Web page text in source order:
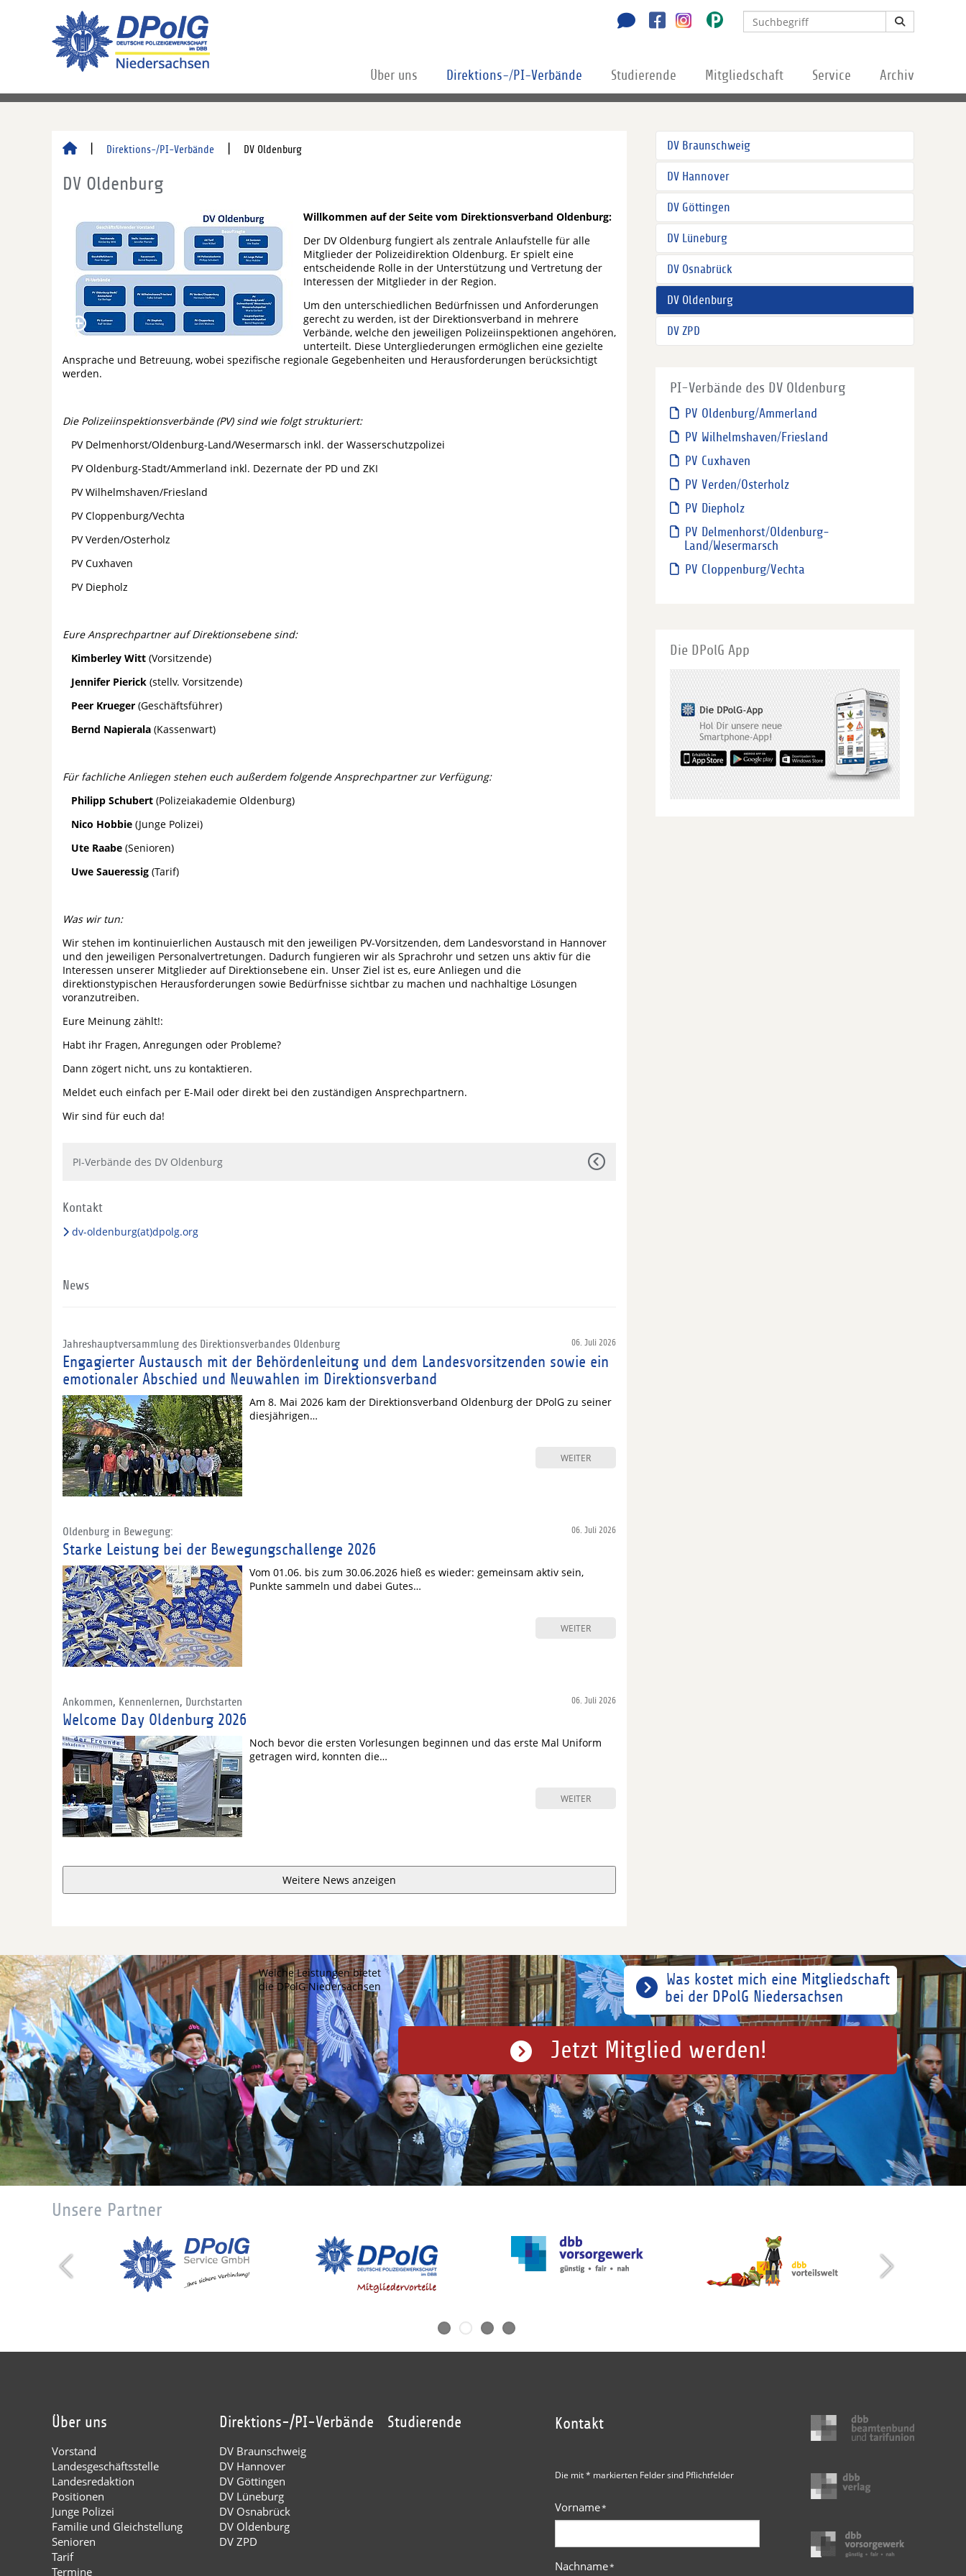
Über uns Direktions-/PI-Verbände Studierende Mitgliedschaft Service Archiv
Direktions-/PI-Verbände DV Oldenburg
DV Oldenburg
Willkommen auf der Seite vom Direktionsverband Oldenburg:
Der DV Oldenburg fungiert als zentrale Anlaufstelle für alle
Mitglieder der Polizeidirektion Oldenburg. Er spielt eine
entscheidende Rolle in der Unterstützung und Vertretung der
Interessen der Mitglieder in der Region.
Um den unterschiedlichen Bedürfnissen und Anforderungen
gerecht zu werden, ist der Direktionsverband in mehrere
Verbände, welche den jeweiligen Polizeiinspektionen angehören,
unterteilt. Diese Untergliederungen ermöglichen eine gezielte
Ansprache und Betreuung, wobei spezifische regionale Gegebenheiten und Herausforderungen berücksichtigt
werden.
Die Polizeiinspektionsverbände (PV) sind wie folgt strukturiert:
PV Delmenhorst/Oldenburg-Land/Wesermarsch inkl. der Wasserschutzpolizei
PV Oldenburg-Stadt/Ammerland inkl. Dezernate der PD und ZKI
PV Wilhelmshaven/Friesland
PV Cloppenburg/Vechta
PV Verden/Osterholz
PV Cuxhaven
PV Diepholz
Eure Ansprechpartner auf Direktionsebene sind:
Kimberley Witt (Vorsitzende)
Jennifer Pierick (stellv. Vorsitzende)
Peer Krueger (Geschäftsführer)
Bernd Napierala (Kassenwart)
Für fachliche Anliegen stehen euch außerdem folgende Ansprechpartner zur Verfügung:
Philipp Schubert (Polizeiakademie Oldenburg)
Nico Hobbie (Junge Polizei)
Ute Raabe (Senioren)
Uwe Saueressig (Tarif)
Was wir tun:
Wir stehen im kontinuierlichen Austausch mit den jeweiligen PV-Vorsitzenden, dem Landesvorstand in Hannover
und den jeweiligen Personalvertretungen. Dadurch fungieren wir als Sprachrohr und setzen uns aktiv für die
Interessen unserer Mitglieder auf Direktionsebene ein. Unser Ziel ist es, eure Anliegen und die
direktionstypischen Herausforderungen sowie Bedürfnisse sichtbar zu machen und nachhaltige Lösungen
voranzutreiben.
Eure Meinung zählt!:
Habt ihr Fragen, Anregungen oder Probleme?
Dann zögert nicht, uns zu kontaktieren.
Meldet euch einfach per E-Mail oder direkt bei den zuständigen Ansprechpartnern.
Wir sind für euch da!
PI-Verbände des DV Oldenburg
Kontakt
dv-oldenburg(at)dpolg.org
News
06. Juli 2026
Jahreshauptversammlung des Direktionsverbandes Oldenburg
Engagierter Austausch mit der Behördenleitung und dem Landesvorsitzenden sowie ein
emotionaler Abschied und Neuwahlen im Direktionsverband
Am 8. Mai 2026 kam der Direktionsverband Oldenburg der DPolG zu seiner
diesjährigen…
WEITER
06. Juli 2026
Oldenburg in Bewegung:
Starke Leistung bei der Bewegungschallenge 2026
Vom 01.06. bis zum 30.06.2026 hieß es wieder: gemeinsam aktiv sein,
Punkte sammeln und dabei Gutes…
WEITER
06. Juli 2026
Ankommen, Kennenlernen, Durchstarten
Welcome Day Oldenburg 2026
Noch bevor die ersten Vorlesungen beginnen und das erste Mal Uniform
getragen wird, konnten die…
WEITER
Weitere News anzeigen
DV Braunschweig
DV Hannover
DV Göttingen
DV Lüneburg
DV Osnabrück
DV Oldenburg
DV ZPD
PI-Verbände des DV Oldenburg
PV Oldenburg/Ammerland
PV Wilhelmshaven/Friesland
PV Cuxhaven
PV Verden/Osterholz
PV Diepholz
PV Delmenhorst/Oldenburg-
Land/Wesermarsch
PV Cloppenburg/Vechta
Die DPolG App
Was kostet mich eine Mitgliedschaft
bei der DPolG Niedersachsen
Welche Leistungen bietet
die DPolG Niedersachsen
Jetzt Mitglied werden!
Unsere Partner
Über uns
Vorstand
Landesgeschäftsstelle
Landesredaktion
Positionen
Junge Polizei
Familie und Gleichstellung
Senioren
Tarif
Termine
Direktions-/PI-Verbände
DV Braunschweig
DV Hannover
DV Göttingen
DV Lüneburg
DV Osnabrück
DV Oldenburg
DV ZPD
Studierende Kontakt
Die mit * markierten Felder sind Pflichtfelder
Vorname*
Nachname*